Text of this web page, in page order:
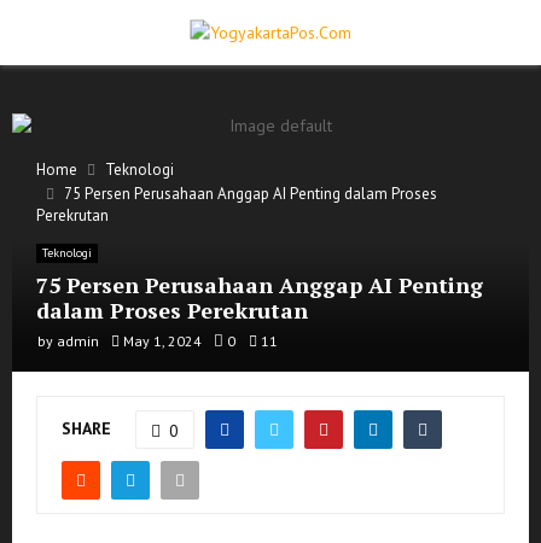
Home
Teknologi
75 Persen Perusahaan Anggap AI Penting dalam Proses
Perekrutan
Teknologi
75 Persen Perusahaan Anggap AI Penting
dalam Proses Perekrutan
by admin May 1, 2024 0 11
SHARE 0